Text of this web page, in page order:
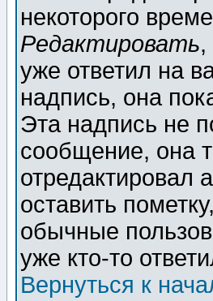
некоторого
Редактировать,
уже ответил на
надпись, она
Эта надпись не
сообщение, она
отредактировал
оставить
обычные
уже кто-то
Вернуться к